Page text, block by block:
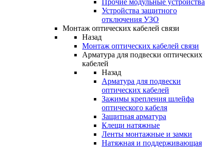
Прочие модульные устройства
Устройства защитного
отключения УЗО
Монтаж оптических кабелей связи
Назад
Монтаж оптических кабелей связи
Арматура для подвески оптических
кабелей
Назад
Арматура для подвески
оптических кабелей
Зажимы крепления шлейфа
оптического кабеля
Защитная арматура
Клещи натяжные
Ленты монтажные и замки
Натяжная и поддерживающая